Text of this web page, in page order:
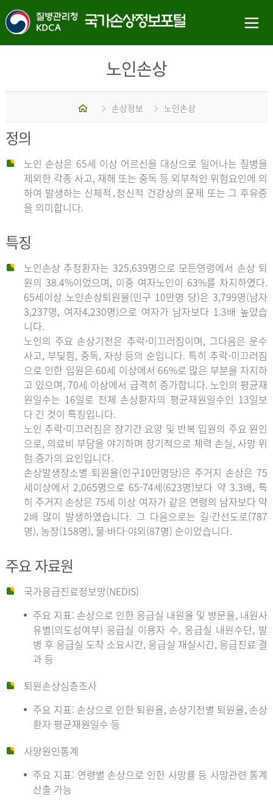
노인손상
홈 손상정보 노인손상
정의
노인 손상은 65세 이상 어르신을 대상으로 일어나는 질병을
제외한 각종 사고, 재해 또는 중독 등 외부적인 위험요인에 의
하여 발생하는 신체적․정신적 건강상의 문제 또는 그 후유증
을 의미합니다.
특징
노인손상 추정환자는 325,639명으로 모든연령에서 손상 퇴
원의 38.4%이었으며, 이중 여자노인이 63%를 차지하였다.
65세이상 노인손상퇴원율(인구 10만명 당)은 3,799명(남자
3,237명, 여자4,230명)으로 여자가 남자보다 1.3배 높았습
니다.
노인의 주요 손상기전은 추락⋅미끄러짐이며, 그다음은 운수
사고, 부딪힘, 중독, 자상 등의 순입니다. 특히 추락⋅미끄러짐
으로 인한 입원은 60세 이상에서 66%로 많은 부분을 차지하
고 있으며, 70세 이상에서 급격히 증가합니다. 노인의 평균재
원일수는 16일로 전체 손상환자의 평균재원일수인 13일보
다 긴 것이 특징입니다.
노인 추락⋅미끄러짐은 장기간 요양 및 반복 입원의 주요 원인
으로, 의료비 부담을 야기하며 장기적으로 체력 손실, 사망 위
험 증가의 요인입니다.
손상발생장소별 퇴원율(인구10만명당)은 주거지 손상은 75
세이상에서 2,065명으로 65-74세(623명)보다 약 3.3배, 특
히 주거지 손상은 75세 이상 여자가 같은 연령의 남자보다 약
2배 많이 발생하였습니다. 그 다음으로는 길·간선도로(787
명), 농장(158명), 물·바다·야외(87명) 순이었습니다.
주요 자료원
국가응급진료정보망(NEDIS)
주요 지표: 손상으로 인한 응급실 내원율 및 방문율, 내원사
유별(의도성여부) 응급실 이용자 수, 응급실 내원수단, 발
병 후 응급실 도착 소요시간, 응급실 재실시간, 응급진료 결
과 등
퇴원손상심층조사
주요 지표: 손상으로 인한 퇴원율, 손상기전별 퇴원율, 손상
환자 평균재원일수 등
사망원인통계
주요 지표: 연령별 손상으로 인한 사망률 등 사망관련 통계
산출 가능